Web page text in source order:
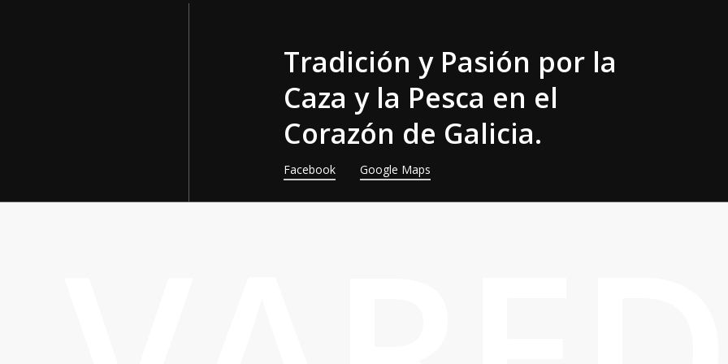
Tradición y Pasión por la
Caza y la Pesca en el
Corazón de Galicia.
Facebook Google Maps